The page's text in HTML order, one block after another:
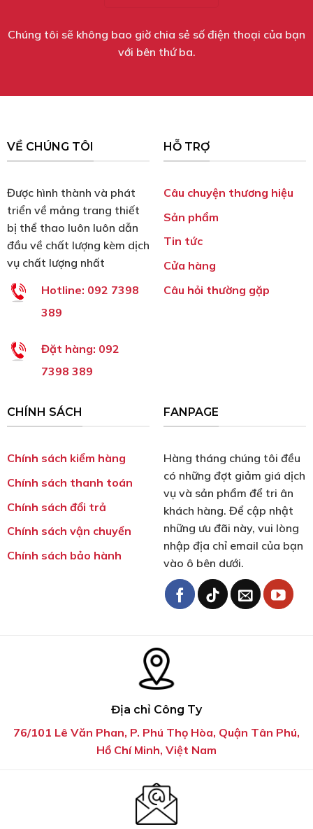
Chúng tôi sẽ không bao giờ chia sẻ số điện thoại của bạn
với bên thứ ba.
VỀ CHÚNG TÔI
Được hình thành và phát
triển về mảng trang thiết
bị thể thao luôn luôn dẫn
đầu về chất lượng kèm dịch
vụ chất lượng nhất
Hotline: 092 7398
389
Đặt hàng: 092
7398 389
HỖ TRỢ
Câu chuyện thương hiệu
Sản phẩm
Tin tức
Cửa hàng
Câu hỏi thường gặp
CHÍNH SÁCH
Chính sách kiểm hàng
Chính sách thanh toán
Chính sách đổi trả
Chính sách vận chuyển
Chính sách bảo hành
FANPAGE
Hàng tháng chúng tôi đều
có những đợt giảm giá dịch
vụ và sản phẩm để tri ân
khách hàng. Để cập nhật
những ưu đãi này, vui lòng
nhập địa chỉ email của bạn
vào ô bên dưới.
Địa chỉ Công Ty
76/101 Lê Văn Phan, P. Phú Thọ Hòa, Quận Tân Phú,
Hồ Chí Minh, Việt Nam